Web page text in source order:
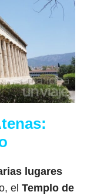
lugares
el Templo de